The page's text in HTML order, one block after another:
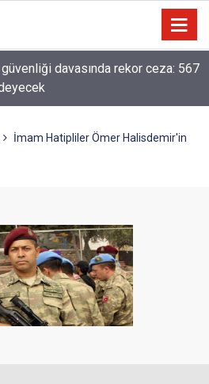
İmam Hatipliler Ömer Halisdemir'in